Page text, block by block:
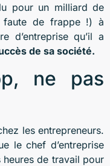
pour un milliard de
faute de frappe !) à
d’entreprise qu’il a
de sa société.
ne pas
les entrepreneurs.
le chef d’entreprise
de travail pour